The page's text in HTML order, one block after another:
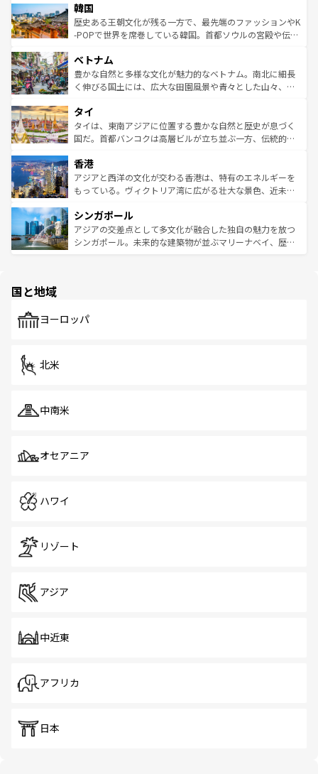
ワイを、存分に味わってほしい。 なお、新着のハワイ情報
はコンテンツ一覧を参照してほしい。
いる。アクティビティも充実しており、サーフィンやダイ
ビング、ハイキングなど、アウトドア好きにはたまらな
い。オーストラリアの多彩な魅力を存分に味わいつくそ
参照してほしい。
ン）、静ひつな山岳地帯である台湾東部など、都市の喧騒
と山間の静けさが共存しており、訪れる人に新しい発見と
驚きをもたらしてくれる。また、奥深い台湾の食文化も魅
容にもいいと評判のスイーツなど、バラエティ豊かな料理
が味わえる。 なお、新着の台湾情報は コンテンツ一覧を参
照してほしい。
韓国
歴史ある王朝文化が残る一方で、最先端のファッションやK
-POPで世界を席巻している韓国。首都ソウルの宮殿や伝統
き、地方に足を延ばせば四季折々の自然美を楽しむことが
できる。そして、キムチや焼肉、絶品のストリートフード
まで、さまざまな韓国料理が待っている。夜には、韓国な
リティに包まれながら、韓国の多彩な魅力を心ゆくまで味
わってみてほしい。 なお、新着の韓国情報はコンテンツ一
覧を参照してほしい。
ベトナム
豊かな自然と多様な文化が魅力的なベトナム。南北に細長
く伸びる国土には、広大な田園風景や青々とした山々、世
急速な発展と共に伝統が息づく。ハノイの古い町並みやホ
ーチミン市のフランス統治時代の建物も、独特の雰囲気を
醸し出している。また、バラエティの豊かさとおいしさで
とつ。フォーやバインミー、ベトナムコーヒーなどは、ぜ
ひ現地で味わいたい。どの地域を訪れてもあたたかい人々
が旅行者を迎えてくれるので、きっと忘れられない旅にな
参照してほしい。
タイ
タイは、東南アジアに位置する豊かな自然と歴史が息づく
国だ。首都バンコクは高層ビルが立ち並ぶ一方、伝統的な
の活気が交差している。北部ではチェンマイなどの山岳地
帯で自然と触れ合い、南部ではプーケットやクラビの美し
いビーチでリゾート気分を楽しむことができる。タイ料理
激する。気候は一年中温暖で、どの季節にも異なる楽しみ
が待っている。親しみやすいタイの人々、仏教を中心とし
た文化、そして多様な観光資源が、訪れる旅人を魅了し続
香港
アジアと西洋の文化が交わる香港は、特有のエネルギーを
もっている。ヴィクトリア湾に広がる壮大な景色、近未来
み、どこを訪れても感動するはず。観光スポットが密集し
ており、効率よく見どころを回れるのも魅力。息をのむよ
うな絶景から文化的な体験まで、香港を存分に楽しみ尽く
シンガポール
アジアの交差点として多文化が融合した独自の魅力を放つ
シンガポール。未来的な建築物が並ぶマリーナベイ、歴史
で、ホーカーズは地元の風情を楽しめる外せないスポット
国と地域
ヨーロッパ
北米
中南米
オセアニア
ハワイ
リゾート
アジア
中近東
アフリカ
日本